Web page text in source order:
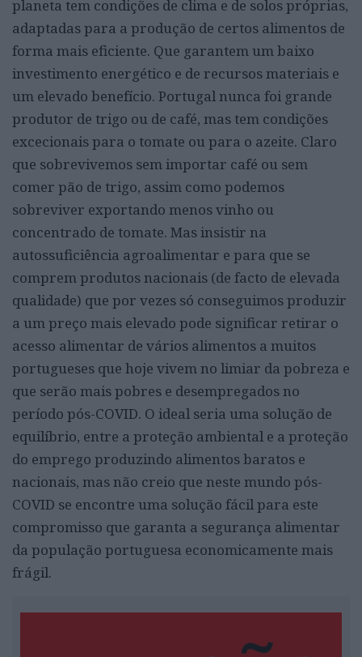
planeta tem condições de clima e de solos próprias,
adaptadas para a produção de certos alimentos de
forma mais eficiente. Que garantem um baixo
investimento energético e de recursos materiais e
um elevado benefício. Portugal nunca foi grande
produtor de trigo ou de café, mas tem condições
excecionais para o tomate ou para o azeite. Claro
que sobrevivemos sem importar café ou sem
comer pão de trigo, assim como podemos
sobreviver exportando menos vinho ou
concentrado de tomate. Mas insistir na
autossuficiência agroalimentar e para que se
comprem produtos nacionais (de facto de elevada
qualidade) que por vezes só conseguimos produzir
a um preço mais elevado pode significar retirar o
acesso alimentar de vários alimentos a muitos
portugueses que hoje vivem no limiar da pobreza e
que serão mais pobres e desempregados no
período pós-COVID. O ideal seria uma solução de
equilíbrio, entre a proteção ambiental e a proteção
do emprego produzindo alimentos baratos e
nacionais, mas não creio que neste mundo pós-
COVID se encontre uma solução fácil para este
compromisso que garanta a segurança alimentar
da população portuguesa economicamente mais
frágil.